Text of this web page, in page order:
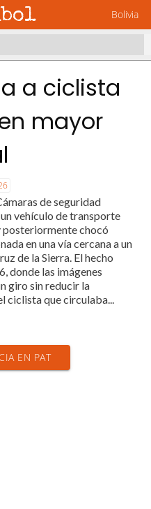
Bolivia
a ciclista
mayor
de seguridad
vehículo de transporte
chocó
en una vía cercana a un
de la Sierra. El hecho
donde las imágenes
giro sin reducir la
ciclista que circulaba...
EN PAT